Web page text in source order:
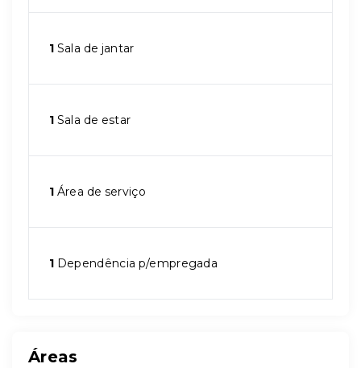
1 Sala de jantar
1 Sala de estar
1 Área de serviço
1 Dependência p/empregada
Áreas